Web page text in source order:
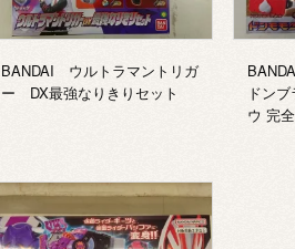
BANDAI ウルトラマントリガ
ー DX最強なりきりセット
ドン
ウ 完